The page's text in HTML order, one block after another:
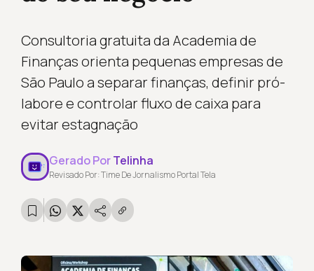
Consultoria gratuita da Academia de
Finanças orienta pequenas empresas de
São Paulo a separar finanças, definir pró-
labore e controlar fluxo de caixa para
evitar estagnação
Gerado PorTelinha
Revisado Por: Time De Jornalismo Portal Tela